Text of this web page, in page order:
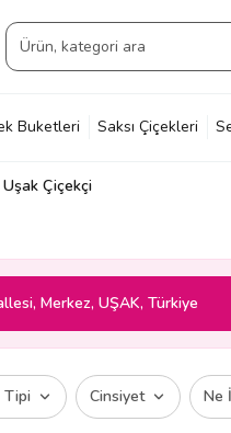
Buketleri Saksı Çiçekleri
Uşak Çiçekçi
Merkez, UŞAK, Türkiye
Tipi Cinsiyet Ne